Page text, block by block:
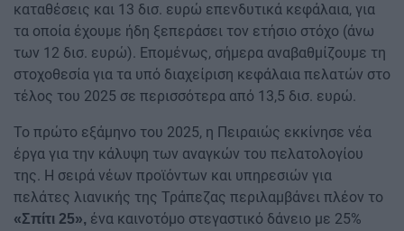
καταθέσεις και 13 δισ. ευρώ επενδυτικά κεφάλαια, για
τα οποία έχουμε ήδη ξεπεράσει τον ετήσιο στόχο (άνω
των 12 δισ. ευρώ). Επομένως, σήμερα αναβαθμίζουμε τη
στοχοθεσία για τα υπό διαχείριση κεφάλαια πελατών στο
τέλος του 2025 σε περισσότερα από 13,5 δισ. ευρώ.
Το πρώτο εξάμηνο του 2025, η Πειραιώς εκκίνησε νέα
έργα για την κάλυψη των αναγκών του πελατολογίου
της. Η σειρά νέων προϊόντων και υπηρεσιών για
πελάτες λιανικής της Τράπεζας περιλαμβάνει πλέον το
«Σπίτι 25», ένα καινοτόμο στεγαστικό δάνειο με 25%